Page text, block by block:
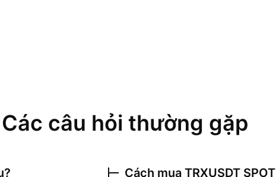
Các câu hỏi thường gặp
Cách mua TRXUSDT SPOT